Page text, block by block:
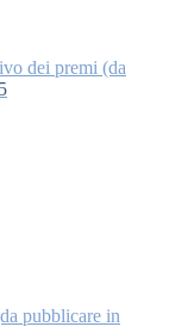
dei premi (da
5
pubblicare in